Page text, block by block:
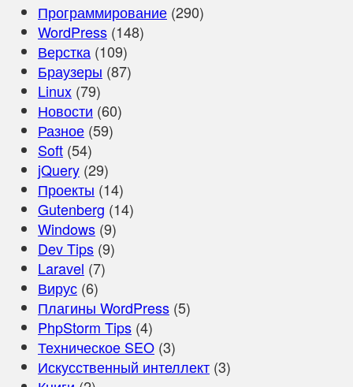
Программирование (290)
WordPress (148)
Верстка (109)
Браузеры (87)
Linux (79)
Новости (60)
Разное (59)
Soft (54)
jQuery (29)
Проекты (14)
Gutenberg (14)
Windows (9)
Dev Tips (9)
Laravel (7)
Вирус (6)
Плагины WordPress (5)
PhpStorm Tips (4)
Техническое SEO (3)
Искусственный интеллект (3)